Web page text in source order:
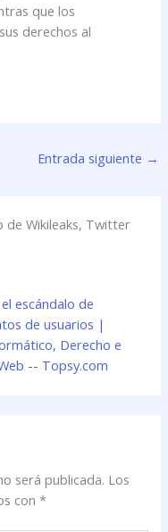
que los
derechos al
Entrada siguiente →
de Wikileaks, Twitter
escándalo de
de usuarios |
Derecho e
-- Topsy.com
será publicada. Los
con*